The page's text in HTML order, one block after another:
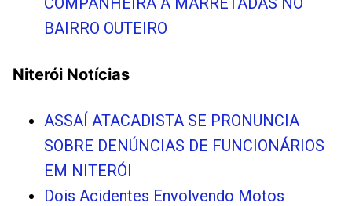
BAIRRO OUTEIRO
Niterói Notícias
ASSAÍ ATACADISTA SE PRONUNCIA
SOBRE DENÚNCIAS DE FUNCIONÁRIOS
EM NITERÓI
Dois Acidentes Envolvendo Motos